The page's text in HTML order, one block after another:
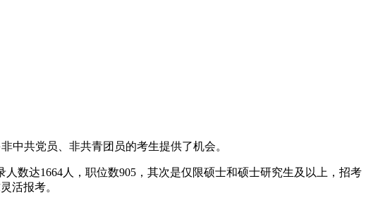
中共党员、非共青团员的考生提供了机会。
数达1664人，职位数905，其次是仅限硕士和硕士研究生及以上，招考
活报考。